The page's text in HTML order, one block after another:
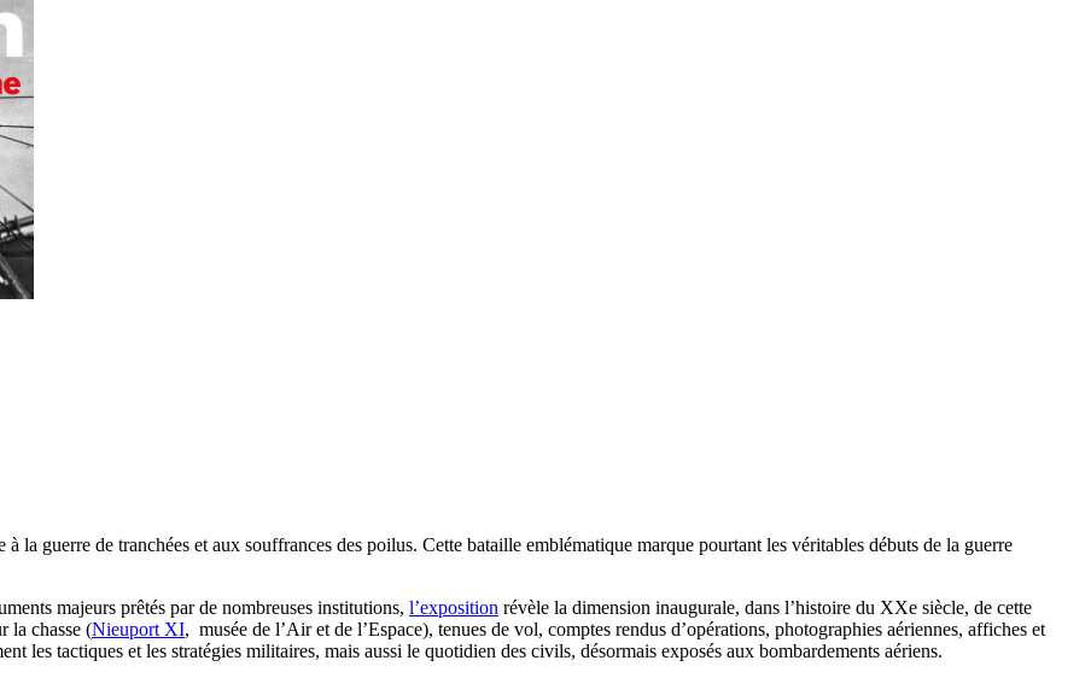
la guerre de tranchées et aux souffrances des poilus. Cette bataille emblématique marque pourtant les véritables débuts de la guerre
majeurs prêtés par de nombreuses institutions, l’exposition révèle la dimension inaugurale, dans l’histoire du XXe siècle, de cette
la chasse (Nieuport XI, musée de l’Air et de l’Espace), tenues de vol, comptes rendus d’opérations, photographies aériennes, affiches et
les tactiques et les stratégies militaires, mais aussi le quotidien des civils, désormais exposés aux bombardements aériens.